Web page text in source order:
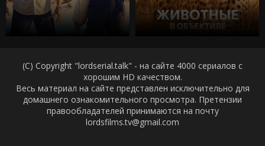
(C) Copyright "lordserial.talk" - на сайте 4000 сериалов с
хорошим HD качеством.
Весь материал на сайте представлен исключительно для
домашнего ознакомительного просмотра. Претензии
правообладателей принимаются на почту
lordsfilms.tv@gmail.com